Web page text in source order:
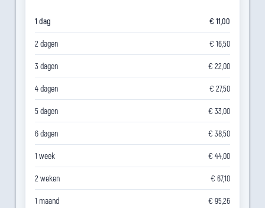
1 dag € 11,00
2 dagen € 16,50
3 dagen € 22,00
4 dagen € 27,50
5 dagen € 33,00
6 dagen € 38,50
1 week € 44,00
2 weken € 67,10
1 maand € 95,26